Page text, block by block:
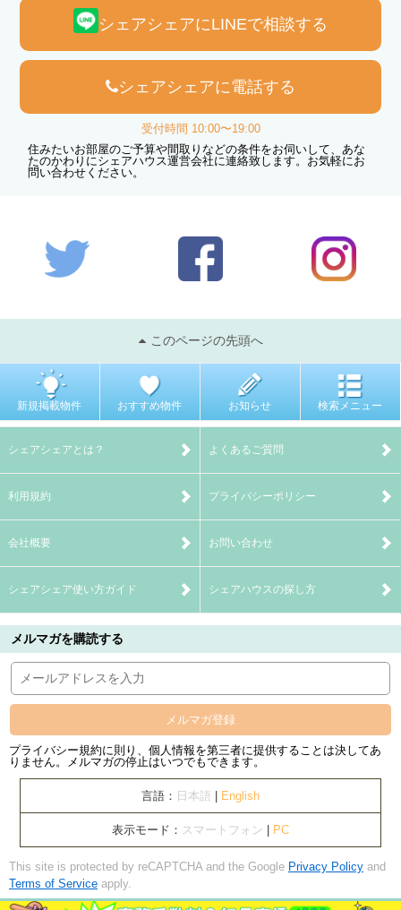
シェアシェアにLINEで相談する
シェアシェアに電話する
受付時間 10:00〜19:00
住みたいお部屋のご予算や間取りなどの条件をお伺いして、あな
たのかわりにシェアハウス運営会社に連絡致します。お気軽にお
問い合わせください。
このページの先頭へ
新規掲載物件 おすすめ物件 お知らせ 検索メニュー
シェアシェアとは？ よくあるご質問
利用規約 プライバシーポリシー
会社概要 お問い合わせ
シェアシェア使い方ガイド シェアハウスの探し方
メルマガを購読する
メルマガ登録
プライバシー規約に則り、個人情報を第三者に提供することは決してあ
りません。メルマガの停止はいつでもできます。
言語： 日本語 English
表示モード： スマートフォン PC
This site is protected by reCAPTCHA and the Google Privacy Policy and
Terms of Service apply.